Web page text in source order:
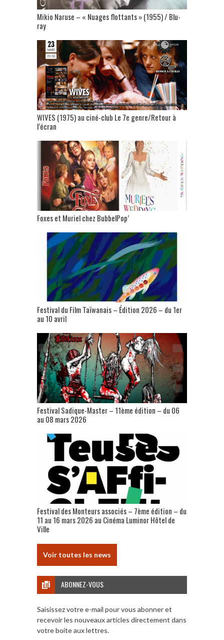
Mikio Naruse – « Nuages flottants » (1955) / Blu-
ray
WIVES (1975) au ciné-club Le 7e genre/Retour à
l’écran
Foxes et Muriel chez BubbelPop’
Festival du Film Taïwanais – Édition 2026 – du 1er
au 10 avril
Festival Sadique-Master – 11ème édition – du 06
au 08 mars 2026
Festival des Monteurs associés – 7ème édition – du
11 au 16 mars 2026 au Cinéma Luminor Hôtel de
Ville
Voir toutes les news
ABONNEZ-VOUS
Saisissez votre e-mail pour vous abonner et
recevoir les nouveaux articles directement dans
votre boite aux lettres.